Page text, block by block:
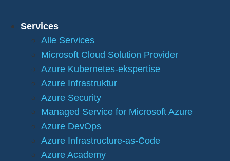
Services
Alle Services
Microsoft Cloud Solution Provider
Azure Kubernetes-ekspertise
Azure Infrastruktur
Azure Security
Managed Service for Microsoft Azure
Azure DevOps
Azure Infrastructure-as-Code
Azure Academy